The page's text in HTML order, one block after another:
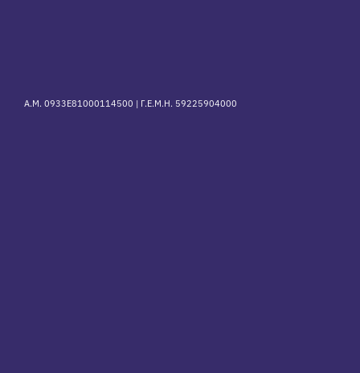
Α.Μ. 0933Ε81000114500 | Γ.Ε.Μ.Η. 59225904000